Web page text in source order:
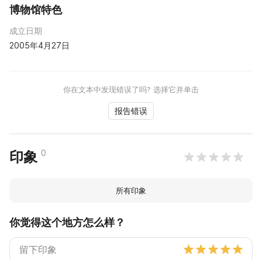
博物馆特色
成立日期
2005年4月27日
你在文本中发现错误了吗? 选择它并单击
报告错误
印象 0
所有印象
你觉得这个地方怎么样？